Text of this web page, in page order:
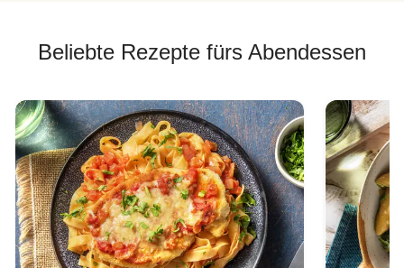
Beliebte Rezepte fürs Abendessen